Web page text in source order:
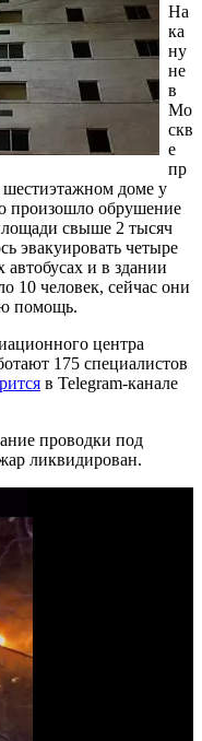
На
ка
ну
не
в
Мо
скв
е
пр
доме у
произошло обрушение
свыше 2 тысяч
эвакуировать четыре
и в здании
10 человек, сейчас они
помощь.
центра
175 специалистов
в Telegram-канале
проводки под
ликвидирован.